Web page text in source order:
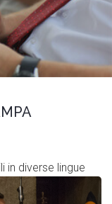
in diverse lingue